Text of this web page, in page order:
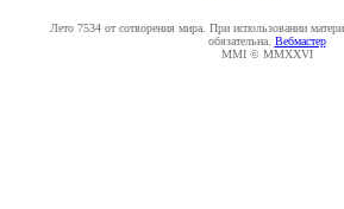
Лето 7534 от сотворения мира. При использовании
обязательна. Вебмастер
MMI © MMXXVI